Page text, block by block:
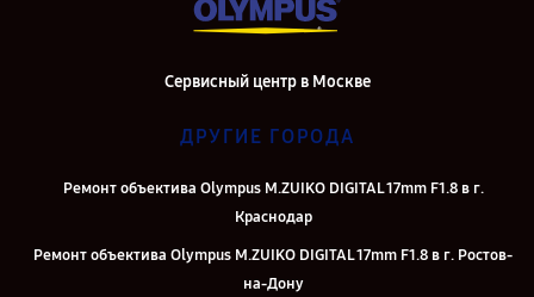
Сервисный центр в Москве
ДРУГИЕ ГОРОДА
Ремонт объектива Olympus M.ZUIKO DIGITAL 17mm F1.8 в г.
Краснодар
Ремонт объектива Olympus M.ZUIKO DIGITAL 17mm F1.8 в г. Ростов-
на-Дону